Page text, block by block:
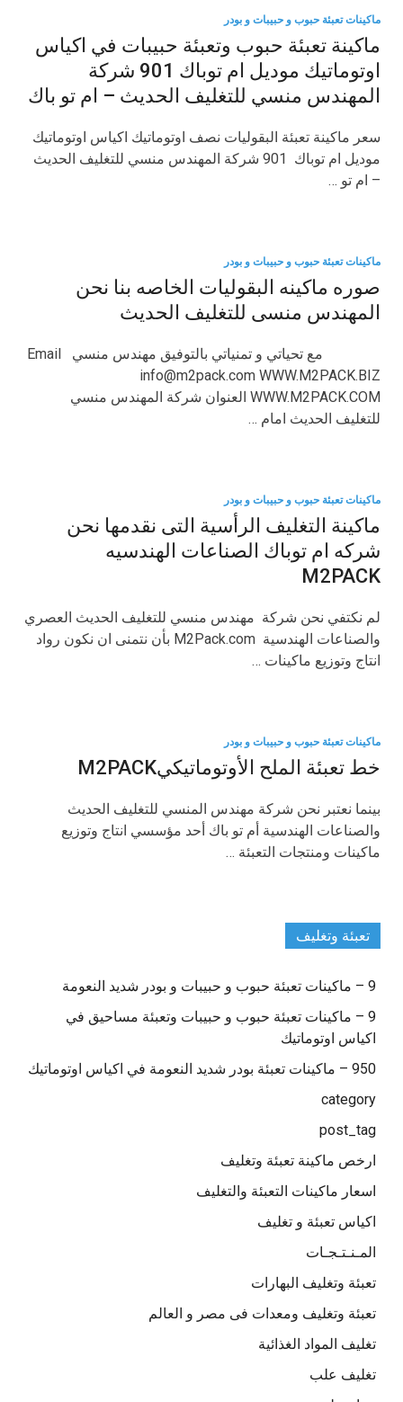
ماكينات تعبئة حبوب و حبيبات و بودر
ماكينة تعبئة حبوب وتعبئة حبيبات في اكياس
اوتوماتيك موديل ام توباك 901 شركة
المهندس منسي للتغليف الحديث – ام تو باك
سعر ماكينة تعبئة البقوليات نصف اوتوماتيك اكياس اوتوماتيك
موديل ام توباك 901 شركة المهندس منسي للتغليف الحديث
– ام تو …
ماكينات تعبئة حبوب و حبيبات و بودر
صوره ماكينه البقوليات الخاصه بنا نحن
المهندس منسى للتغليف الحديث
مع تحياتي و تمنياتي بالتوفيق مهندس منسي Email
info@m2pack.com WWW.M2PACK.BIZ
WWW.M2PACK.COM العنوان شركة المهندس منسي
للتغليف الحديث امام …
ماكينات تعبئة حبوب و حبيبات و بودر
ماكينة التغليف الرأسية التى نقدمها نحن
شركه ام توباك الصناعات الهندسيه
M2PACK
لم نكتفي نحن شركة مهندس منسي للتغليف الحديث العصري
والصناعات الهندسية M2Pack.com بأن نتمنى ان نكون رواد
انتاج وتوزيع ماكينات …
ماكينات تعبئة حبوب و حبيبات و بودر
خط تعبئة الملح الأوتوماتيكيM2PACK
بينما نعتبر نحن شركة مهندس المنسي للتغليف الحديث
والصناعات الهندسية أم تو باك أحد مؤسسي انتاج وتوزيع
ماكينات ومنتجات التعبئة …
تعبئة وتغليف
9 – ماكينات تعبئة حبوب و حبيبات و بودر شديد النعومة
9 – ماكينات تعبئة حبوب و حبيبات وتعبئة مساحيق في
اكياس اوتوماتيك
950 – ماكينات تعبئة بودر شديد النعومة في اكياس اوتوماتيك
category
post_tag
ارخص ماكينة تعبئة وتغليف
اسعار ماكينات التعبئة والتغليف
اكياس تعبئة و تغليف
المـنـتـجـات
تعبئة وتغليف البهارات
تعبئة وتغليف ومعدات فى مصر و العالم
تغليف المواد الغذائية
تغليف علب